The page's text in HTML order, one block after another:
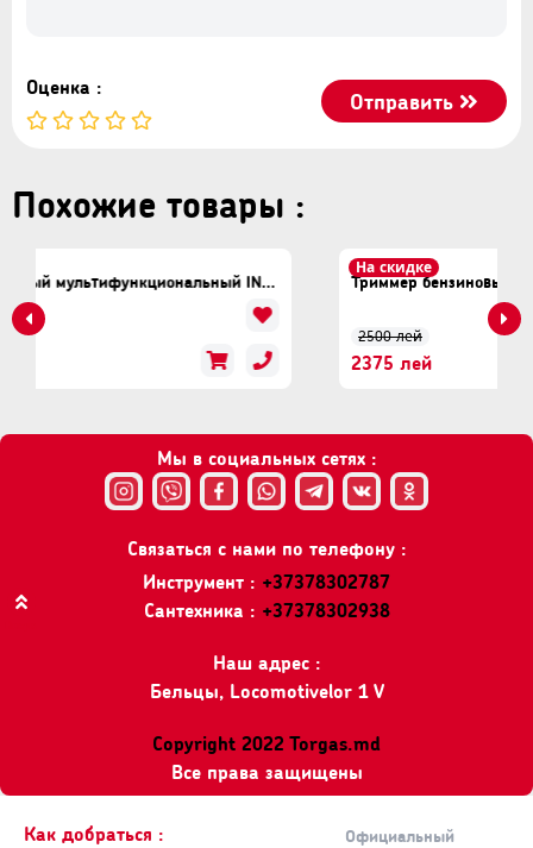
Похожие товары :
Триммер бензиновый мультифункциональный INGCO GMT55231 Триммер бензиновый Yamamoto YM-
2375 лей
Оценка :
Отправить
Мы в социальных сетях :
Связаться с нами по телефону :
Инструмент : +37378302787
Сантехника : +37378302938
Наш адрес :
Бельцы, Locomotivelor 1 V
Copyright 2022 Torgas.md
Все права защищены
Как добраться : Официальный